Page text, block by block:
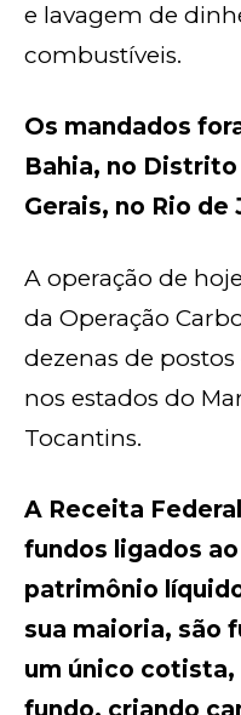
e lavagem de
combustíveis.
Os mandados
Bahia, no
Gerais, no Rio de
A operação de
da Operação
dezenas de
nos estados do
Tocantins.
A Receita
fundos ligados
patrimônio
sua maioria, são
um único
fundo, criando